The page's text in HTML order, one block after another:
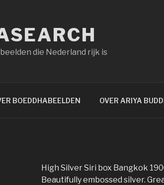
die Nederland rijk is
BOEDDHABEELDEN OVER ARIYA
High Silver Siri box Bangkok
Beautifully embossed silver.